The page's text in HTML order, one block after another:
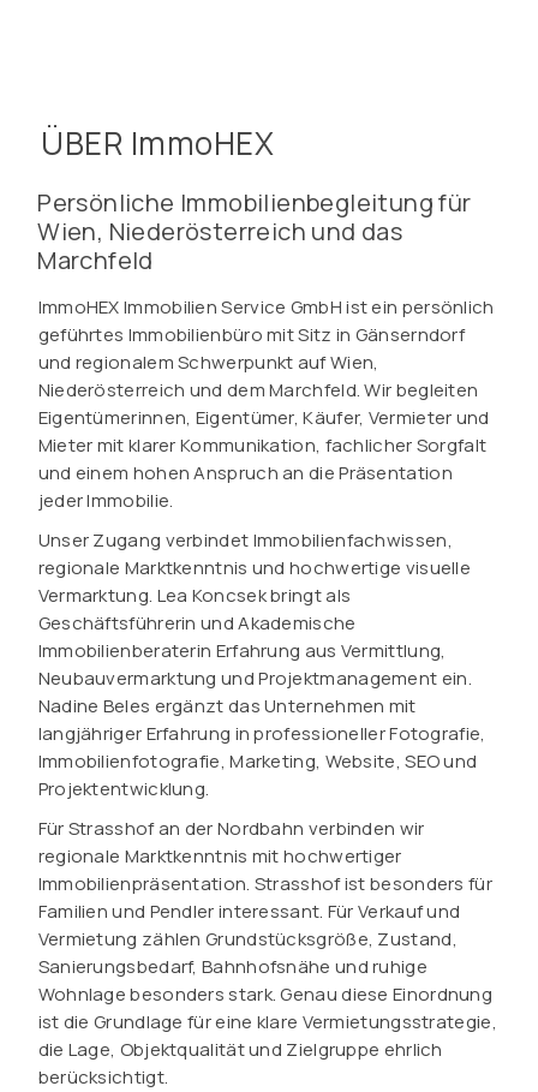
ÜBER ImmoHEX
Persönliche Immobilienbegleitung für
Wien, Niederösterreich und das
Marchfeld
ImmoHEX Immobilien Service GmbH ist ein persönlich
geführtes Immobilienbüro mit Sitz in Gänserndorf
und regionalem Schwerpunkt auf Wien,
Niederösterreich und dem Marchfeld. Wir begleiten
Eigentümerinnen, Eigentümer, Käufer, Vermieter und
Mieter mit klarer Kommunikation, fachlicher Sorgfalt
und einem hohen Anspruch an die Präsentation
jeder Immobilie.
Unser Zugang verbindet Immobilienfachwissen,
regionale Marktkenntnis und hochwertige visuelle
Vermarktung. Lea Koncsek bringt als
Geschäftsführerin und Akademische
Immobilienberaterin Erfahrung aus Vermittlung,
Neubauvermarktung und Projektmanagement ein.
Nadine Beles ergänzt das Unternehmen mit
langjähriger Erfahrung in professioneller Fotografie,
Immobilienfotografie, Marketing, Website, SEO und
Projektentwicklung.
Für Strasshof an der Nordbahn verbinden wir
regionale Marktkenntnis mit hochwertiger
Immobilienpräsentation. Strasshof ist besonders für
Familien und Pendler interessant. Für Verkauf und
Vermietung zählen Grundstücksgröße, Zustand,
Sanierungsbedarf, Bahnhofsnähe und ruhige
Wohnlage besonders stark. Genau diese Einordnung
ist die Grundlage für eine klare Vermietungsstrategie,
die Lage, Objektqualität und Zielgruppe ehrlich
berücksichtigt.